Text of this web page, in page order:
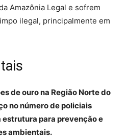
Amazônia Legal e sofrem
ilegal, principalmente em
de ouro na Região Norte do
no número de policiais
para prevenção e
ambientais.